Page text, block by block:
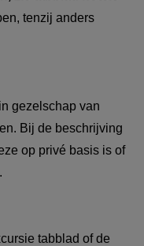
tenzij anders
gezelschap van
Bij de beschrijving
op privé basis is of
tabblad of de